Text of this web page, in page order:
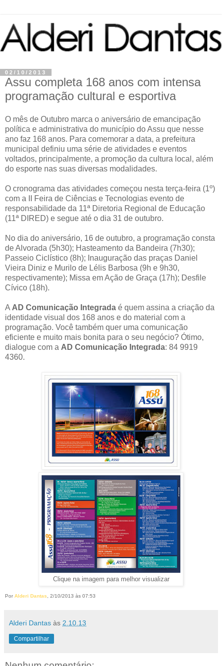
02/10/2013
Assu completa 168 anos com intensa
programação cultural e esportiva
O mês de Outubro marca o aniversário de emancipação
política e administrativa do município do Assu que nesse
ano faz 168 anos. Para comemorar a data, a prefeitura
municipal definiu uma série de atividades e eventos
voltados, principalmente, a promoção da cultura local, além
do esporte nas suas diversas modalidades.
O cronograma das atividades começou nesta terça-feira (1º)
com a II Feira de Ciências e Tecnologias evento de
responsabilidade da 11ª Diretoria Regional de Educação
(11ª DIRED) e segue até o dia 31 de outubro.
No dia do aniversário, 16 de outubro, a programação consta
de Alvorada (5h30); Hasteamento da Bandeira (7h30);
Passeio Ciclístico (8h); Inauguração das praças Daniel
Vieira Diniz e Murilo de Lélis Barbosa (9h e 9h30,
respectivamente); Missa em Ação de Graça (17h); Desfile
Cívico (18h).
A AD Comunicação Integrada é quem assina a criação da
identidade visual dos 168 anos e do material com a
programação. Você também quer uma comunicação
eficiente e muito mais bonita para o seu negócio? Ótimo,
dialogue com a AD Comunicação Integrada: 84 9919
4360.
Clique na imagem para melhor visualizar
Por Alderi Dantas, 2/10/2013 às 07:53
Alderi Dantas às 2.10.13
Compartilhar